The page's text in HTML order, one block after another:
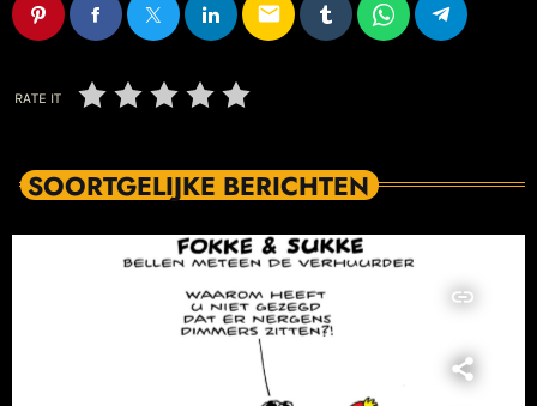
email
RATE IT
SOORTGELIJKE BERICHTEN
insert_link